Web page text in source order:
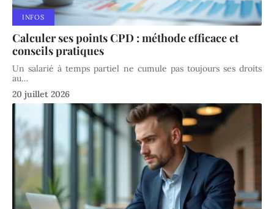
INFOS
Calculer ses points CPD : méthode efficace et
conseils pratiques
Un salarié à temps partiel ne cumule pas toujours ses droits
au…
20 juillet 2026